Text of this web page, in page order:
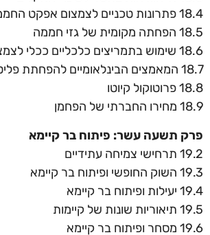
18.4 פתרונות טכניים לצמצום אפקט החממה
18.5 הפחתה מקומית של גזי חממה
18.6 שימוש בתמריצים כלכליים ככלי לצמצום אפקט החממה
18.7 המאמצים הבינלאומיים להפחתת פליטות גזי חממה
18.8 פרוטוקול קיוטו
18.9 מחירו החברתי של הפחמן
פרק תשעה עשר: פיתוח בר קיימא
19.2 תרחישי צמיחה עתידיים
19.3 השוק החופשי ופיתוח בר קיימא
19.4 יעילות ופיתוח בר קיימא
19.5 תיאוריות שונות של קיימות
19.6 מסחר ופיתוח בר קיימא